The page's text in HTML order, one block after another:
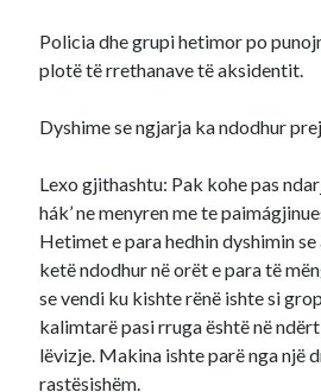
Policia dhe grupi hetimor po
plotë të rrethanave të aksidentit.
Dyshime se ngjarja ka ndodhur
Lexo gjithashtu: Pak kohe pas
hák’ ne menyren me te
Hetimet e para hedhin dyshimin
ketë ndodhur në orët e para të
se vendi ku kishte rënë ishte si
kalimtarë pasi rruga është në
lëvizje. Makina ishte parë nga një
rastësishëm.